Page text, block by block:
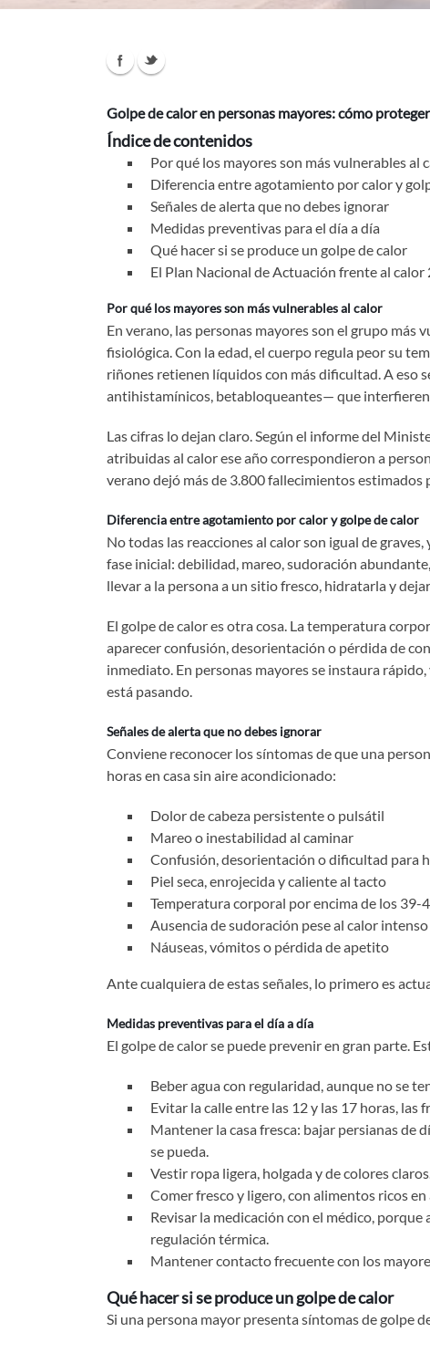
Golpe de calor en personas mayores: cómo
Índice de contenidos
Por qué los mayores son más vulnerables al
Diferencia entre agotamiento por calor y
Señales de alerta que no debes ignorar
Medidas preventivas para el día a día
Qué hacer si se produce un golpe de calor
El Plan Nacional de Actuación frente al calor
Por qué los mayores son más vulnerables al calor
En verano, las personas mayores son el grupo
fisiológica. Con la edad, el cuerpo regula peor su
riñones retienen líquidos con más dificultad. A eso
antihistamínicos, betabloqueantes— que
Las cifras lo dejan claro. Según el informe del
atribuidas al calor ese año correspondieron a
verano dejó más de 3.800 fallecimientos estimados
Diferencia entre agotamiento por calor y golpe de calor
No todas las reacciones al calor son igual de
fase inicial: debilidad, mareo, sudoración
llevar a la persona a un sitio fresco, hidratarla y
El golpe de calor es otra cosa. La temperatura
aparecer confusión, desorientación o pérdida de
inmediato. En personas mayores se instaura
está pasando.
Señales de alerta que no debes ignorar
Conviene reconocer los síntomas de que una
horas en casa sin aire acondicionado:
Dolor de cabeza persistente o pulsátil
Mareo o inestabilidad al caminar
Confusión, desorientación o dificultad para
Piel seca, enrojecida y caliente al tacto
Temperatura corporal por encima de los 39-
Ausencia de sudoración pese al calor intenso
Náuseas, vómitos o pérdida de apetito
Ante cualquiera de estas señales, lo primero es
Medidas preventivas para el día a día
El golpe de calor se puede prevenir en gran parte.
Beber agua con regularidad, aunque no se
Evitar la calle entre las 12 y las 17 horas, las
Mantener la casa fresca: bajar persianas de
se pueda.
Vestir ropa ligera, holgada y de colores claros.
Comer fresco y ligero, con alimentos ricos en
Revisar la medicación con el médico,
regulación térmica.
Mantener contacto frecuente con los
Qué hacer si se produce un golpe de calor
Si una persona mayor presenta síntomas de golpe